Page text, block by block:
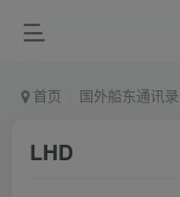
首页 国外船东通讯录
LHD